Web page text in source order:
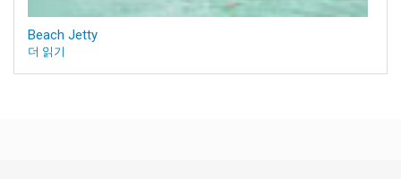
Beach Jetty
더 읽기